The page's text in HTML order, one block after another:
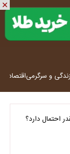
زندگی و سرگرمیاقتصاد
احتمال دارد؟